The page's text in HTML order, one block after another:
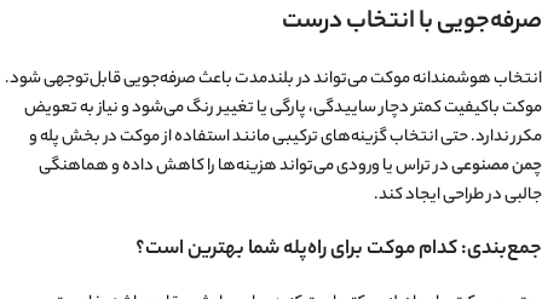
صرفه‌جویی با انتخاب درست
انتخاب هوشمندانه موکت می‌تواند در بلندمدت باعث صرفه‌جویی قابل‌توجهی شود.
موکت باکیفیت کمتر دچار ساییدگی، پارگی یا تغییر رنگ می‌شود و نیاز به تعویض
مکرر ندارد. حتی انتخاب گزینه‌های ترکیبی مانند استفاده از موکت در بخش پله و
چمن مصنوعیدر تراس یا ورودی می‌تواند هزینه‌ها را کاهش داده و هماهنگی
جالبی در طراحی ایجاد کند.
جمع‌بندی: کدام موکت برای راه‌پله شما بهترین است؟